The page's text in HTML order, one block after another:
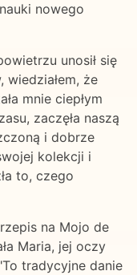
nowego
unosił się
wiedziałem, że
mnie ciepłym
zaczęła naszą
i dobrze
kolekcji i
to, czego
na Mojo de
Maria, jej oczy
tradycyjne danie